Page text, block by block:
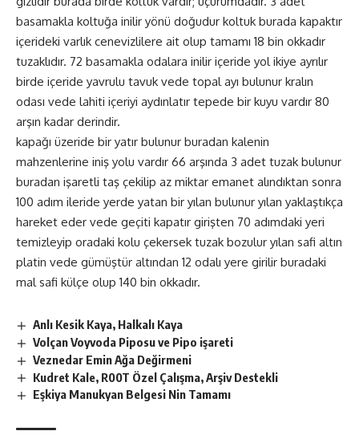
basamakla koltuğa inilir yönü doğudur koltuk burada kapaktır
içerideki varlık cenevizlilere ait olup tamamı 18 bin okkadır
tuzaklıdır. 72 basamakla odalara inilir içeride yol ikiye ayrılır
birde içeride yavrulu tavuk vede topal ayı bulunur kralın
odası vede lahiti içeriyi aydınlatır tepede bir kuyu vardır 80
arşın kadar derindir.
kapağı üzeride bir yatır bulunur buradan kalenin
mahzenlerine iniş yolu vardır 66 arşında 3 adet tuzak bulunur
buradan işaretli taş çekilip az miktar emanet alındıktan sonra
100 adım ileride yerde yatan bir yılan bulunur yılan yaklaştıkça
hareket eder vede geçiti kapatır girişten 70 adımdaki yeri
temizleyip oradaki kolu çekersek tuzak bozulur yılan safi altın
platin vede gümüştür altından 12 odalı yere girilir buradaki
mal safi külçe olup 140 bin okkadır.
Anlı Kesik Kaya, Halkalı Kaya
Volçan Voyvoda Piposu ve Pipo işareti
Veznedar Emin Ağa Değirmeni
Kudret Kale, R00T Özel Çalışma, Arşiv Destekli
Eşkiya Manukyan Belgesi Nin Tamamı